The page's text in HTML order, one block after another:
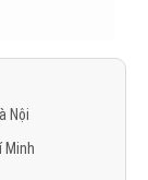
Nội
Minh